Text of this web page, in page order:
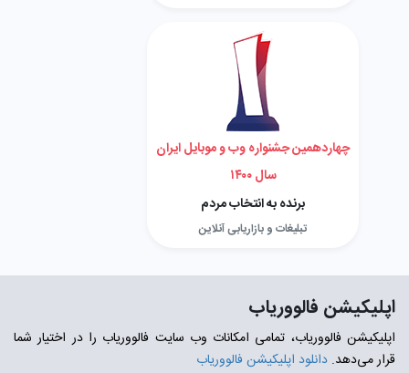
چهاردهمین جشنواره وب و موبایل ایران
سال ۱۴۰۰
برنده به انتخاب مردم
تبلیغات و بازاریابی آنلاین
اپلیکیشن فالووریاب
اپلیکیشن فالووریاب، تمامی امکانات وب سایت فالووریاب را در اختیار شما
قرار می‌دهد. دانلود اپلیکیشن فالووریاب